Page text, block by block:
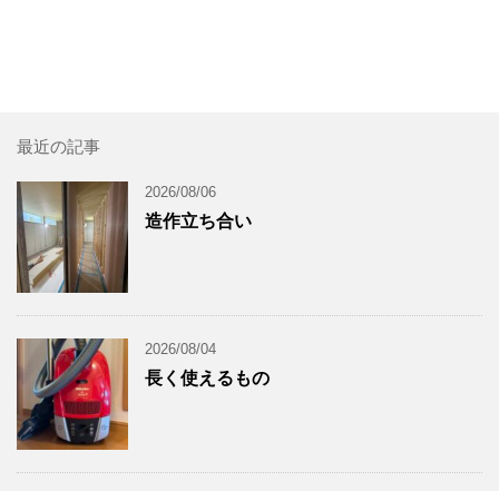
最近の記事
2026/08/06
造作立ち合い
2026/08/04
長く使えるもの